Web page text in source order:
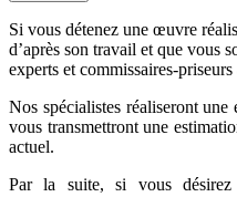
Si vous détenez une œuvre
d’après son travail et que vous
experts et commissaires-
Nos spécialistes réaliseront
vous transmettront une
actuel.
Par la suite, si vous